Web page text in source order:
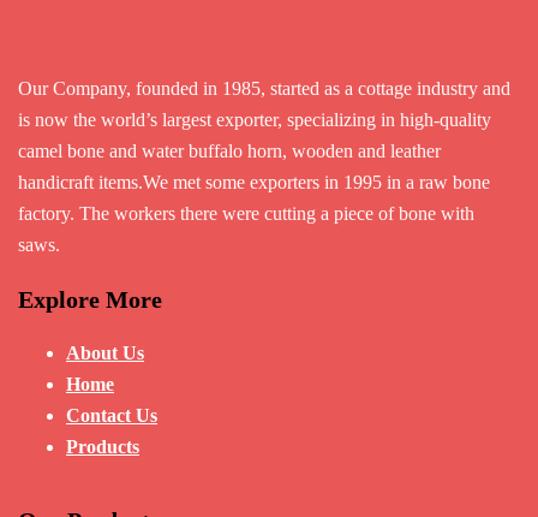
Our Company, founded in 1985, started as a cottage industry and
is now the world’s largest exporter, specializing in high-quality
camel bone and water buffalo horn, wooden and leather
handicraft items.We met some exporters in 1995 in a raw bone
factory. The workers there were cutting a piece of bone with
saws.
Explore More
About Us
Home
Contact Us
Products